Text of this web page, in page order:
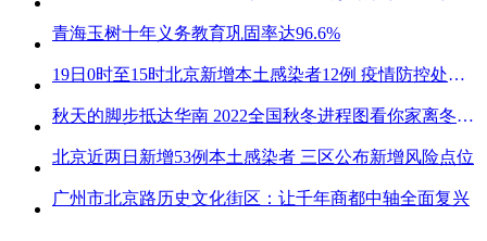
青海玉树十年义务教育巩固率达96.6%
19日0时至15时北京新增本土感染者12例 疫情防控处关键时刻
秋天的脚步抵达华南 2022全国秋冬进程图看你家离冬天有多远
北京近两日新增53例本土感染者 三区公布新增风险点位
广州市北京路历史文化街区：让千年商都中轴全面复兴